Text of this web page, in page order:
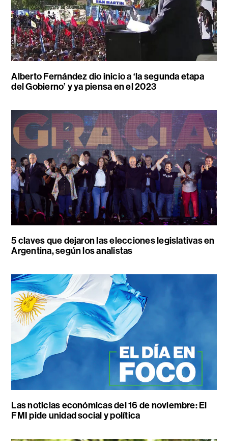
Alberto Fernández dio inicio a ‘la segunda etapa
del Gobierno’ y ya piensa en el 2023
5 claves que dejaron las elecciones legislativas en
Argentina, según los analistas
Las noticias económicas del 16 de noviembre: El
FMI pide unidad social y política